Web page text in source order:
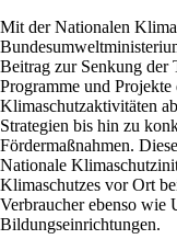
Mit der Nationalen
Beitrag zur Senkung der
Programme und
Klimaschutzaktivitäten
Strategien bis hin zu
Fördermaßnahmen.
Nationale
Klimaschutzes vor Ort
Verbraucher ebenso wie
Bildungseinrichtungen.